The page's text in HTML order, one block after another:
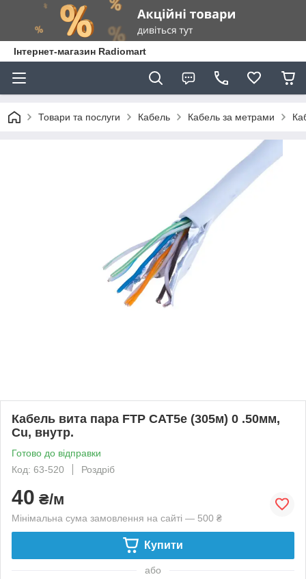
Інтернет-магазин Radiomart
Товари та послуги Кабель Кабель за метрами
Кабель вита пара FTP CAT5e (305м) 0 .50мм,
Cu, внутр.
Готово до відправки
Код: 63-520
Роздріб
40 ₴/м
Мінімальна сума замовлення на сайті — 500 ₴
Купити
або